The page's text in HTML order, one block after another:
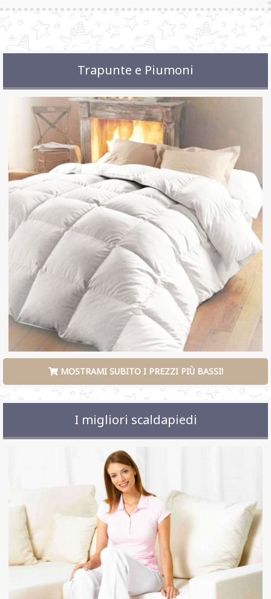
Trapunte e Piumoni
MOSTRAMI SUBITO I PREZZI PIÙ BASSI!
I migliori scaldapiedi